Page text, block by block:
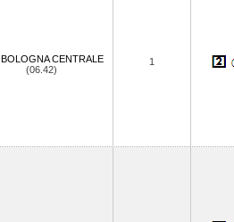
BOLOGNA CENTRALE
(06.42)
1